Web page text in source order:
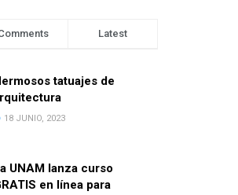
Latest
tatuajes de
18 JUNIO, 2023
UNAM lanza curso
en línea para